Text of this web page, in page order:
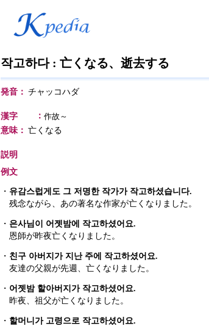
작고하다 : 亡くなる、逝去する
発音： チャッコハダ
漢字 ： 作故～
意味： 亡くなる
説明
例文
・ 유감스럽게도 그 저명한 작가가 작고하셨습니다.
残念ながら、あの著名な作家が亡くなりました。
・ 은사님이 어젯밤에 작고하셨어요.
恩師が昨夜亡くなりました。
・ 친구 아버지가 지난 주에 작고하셨어요.
友達の父親が先週、亡くなりました。
・ 어젯밤 할아버지가 작고하셨어요.
昨夜、祖父が亡くなりました。
・ 할머니가 고령으로 작고하셨어요.